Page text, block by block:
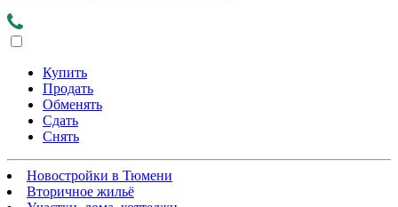
Купить
Продать
Обменять
Сдать
Снять
Новостройки в Тюмени
Вторичное жильё